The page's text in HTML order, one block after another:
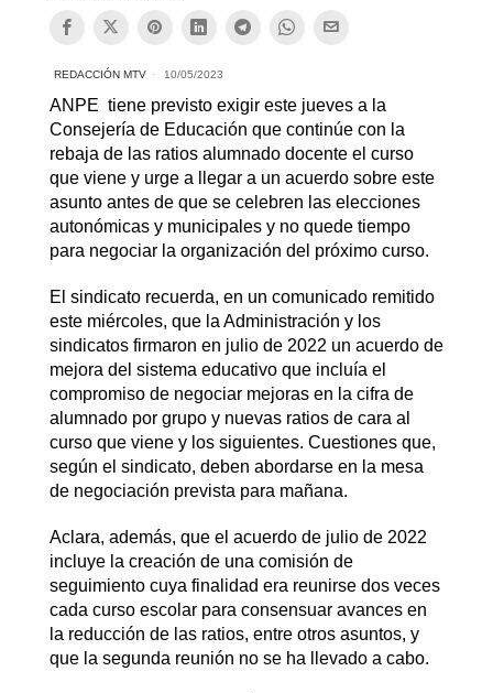
REDACCIÓN MTV 10/05/2023
ANPE tiene previsto exigir este jueves a la
Consejería de Educación que continúe con la
rebaja de las ratios alumnado docente el curso
que viene y urge a llegar a un acuerdo sobre este
asunto antes de que se celebren las elecciones
autonómicas y municipales y no quede tiempo
para negociar la organización del próximo curso.
El sindicato recuerda, en un comunicado remitido
este miércoles, que la Administración y los
sindicatos firmaron en julio de 2022 un acuerdo de
mejora del sistema educativo que incluía el
compromiso de negociar mejoras en la cifra de
alumnado por grupo y nuevas ratios de cara al
curso que viene y los siguientes. Cuestiones que,
según el sindicato, deben abordarse en la mesa
de negociación prevista para mañana.
Aclara, además, que el acuerdo de julio de 2022
incluye la creación de una comisión de
seguimiento cuya finalidad era reunirse dos veces
cada curso escolar para consensuar avances en
la reducción de las ratios, entre otros asuntos, y
que la segunda reunión no se ha llevado a cabo.